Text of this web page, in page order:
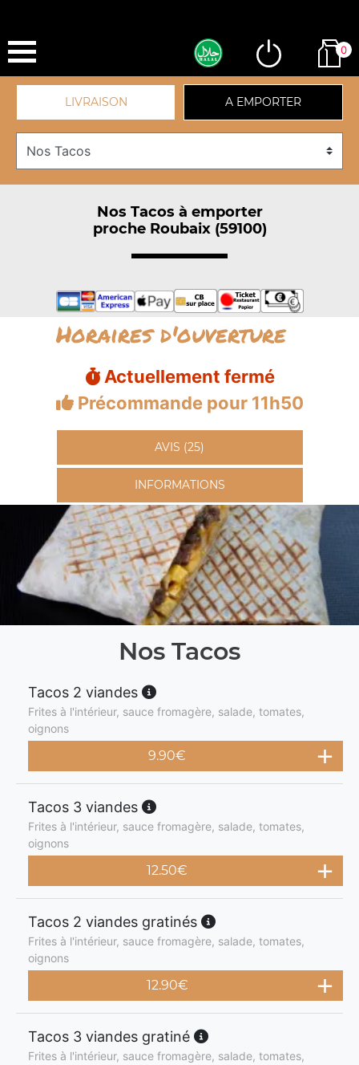
0
LIVRAISON A EMPORTER
Nos Tacos à emporter
proche Roubaix (59100)
Horaires d'ouverture
Actuellement fermé
Précommande pour 11h50
AVIS (25)
INFORMATIONS
Nos Tacos
Tacos 2 viandes
Frites à l'intérieur, sauce fromagère, salade, tomates,
oignons
9.90€
Tacos 3 viandes
Frites à l'intérieur, sauce fromagère, salade, tomates,
oignons
12.50€
Tacos 2 viandes gratinés
Frites à l'intérieur, sauce fromagère, salade, tomates,
oignons
12.90€
Tacos 3 viandes gratiné
Frites à l'intérieur, sauce fromagère, salade, tomates,